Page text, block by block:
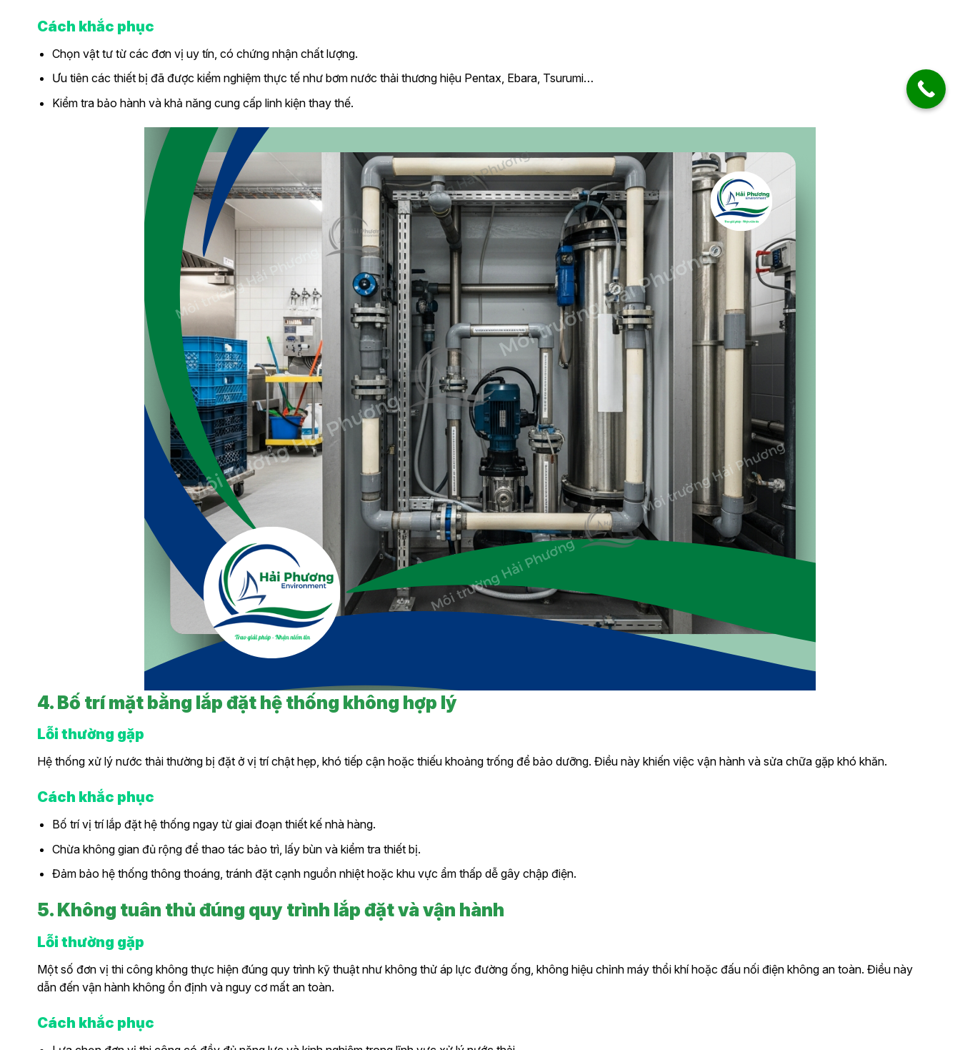
Cách khắc phục
Chọn vật tư từ các đơn vị uy tín, có chứng nhận chất lượng.
Ưu tiên các thiết bị đã được kiểm nghiệm thực tế như bơm nước thải thương hiệu Pentax, Ebara, Tsurumi…
Kiểm tra bảo hành và khả năng cung cấp linh kiện thay thế.
4. Bố trí mặt bằng lắp đặt hệ thống không hợp lý
Lỗi thường gặp
Hệ thống xử lý nước thải thường bị đặt ở vị trí chật hẹp, khó tiếp cận hoặc thiếu khoảng trống để bảo dưỡng. Điều này khiến việc vận hành và sửa chữa gặp khó khăn.
Cách khắc phục
Bố trí vị trí lắp đặt hệ thống ngay từ giai đoạn thiết kế nhà hàng.
Chừa không gian đủ rộng để thao tác bảo trì, lấy bùn và kiểm tra thiết bị.
Đảm bảo hệ thống thông thoáng, tránh đặt cạnh nguồn nhiệt hoặc khu vực ẩm thấp dễ gây chập điện.
5. Không tuân thủ đúng quy trình lắp đặt và vận hành
Lỗi thường gặp
Một số đơn vị thi công không thực hiện đúng quy trình kỹ thuật như không thử áp lực đường ống, không hiệu chỉnh máy thổi khí hoặc đấu nối điện không an toàn. Điều này
dẫn đến vận hành không ổn định và nguy cơ mất an toàn.
Cách khắc phục